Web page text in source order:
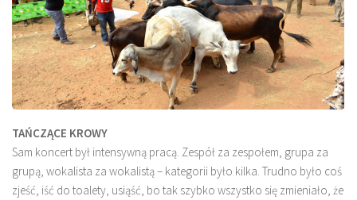
TAŃCZĄCE KROWY
Sam koncert był intensywną pracą. Zespół za zespołem, grupa za
grupą, wokalista za wokalistą – kategorii było kilka. Trudno było coś
zjeść, iść do toalety, usiąść, bo tak szybko wszystko się zmieniało, że